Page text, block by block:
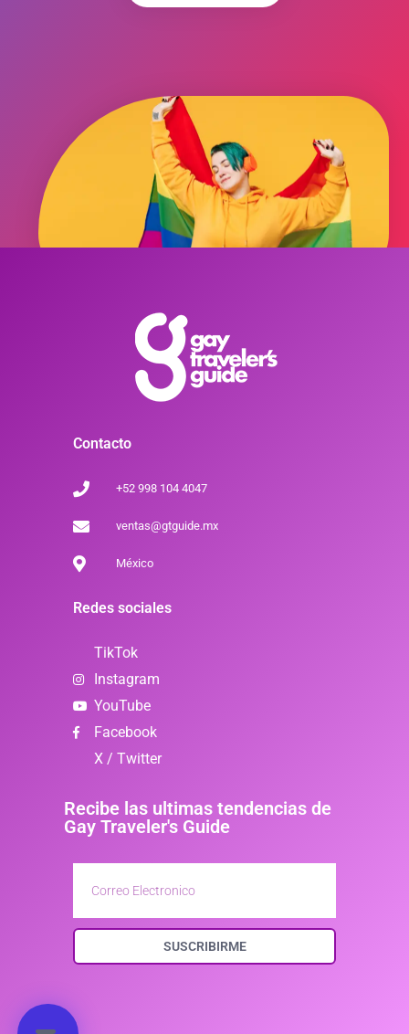
Contacto
+52 998 104 4047
ventas@gtguide.mx
México
Redes sociales
TikTok
Instagram
YouTube
Facebook
X / Twitter
Recibe las ultimas tendencias de
Gay Traveler's Guide
SUSCRIBIRME